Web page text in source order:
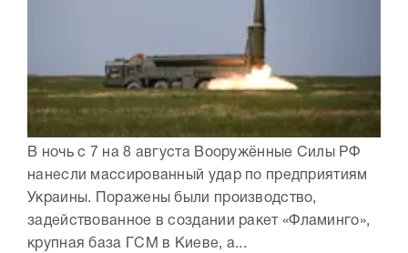
В ночь с 7 на 8 августа Вооружённые Силы РФ
нанесли массированный удар по предприятиям
Украины. Поражены были производство,
задействованное в создании ракет «Фламинго»,
крупная база ГСМ в Киеве, а...